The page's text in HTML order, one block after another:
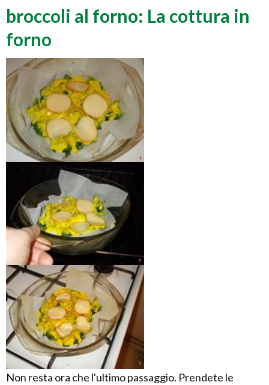
broccoli al forno: La cottura in
forno
Non resta ora che l'ultimo passaggio. Prendete le